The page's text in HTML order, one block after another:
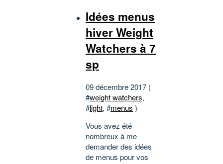
Idées menus
hiver Weight
Watchers à 7
sp
09 décembre 2017 (
#weight watchers,
#light, #menus )
Vous avez été
nombreux à me
demander des idées
de menus pour vos